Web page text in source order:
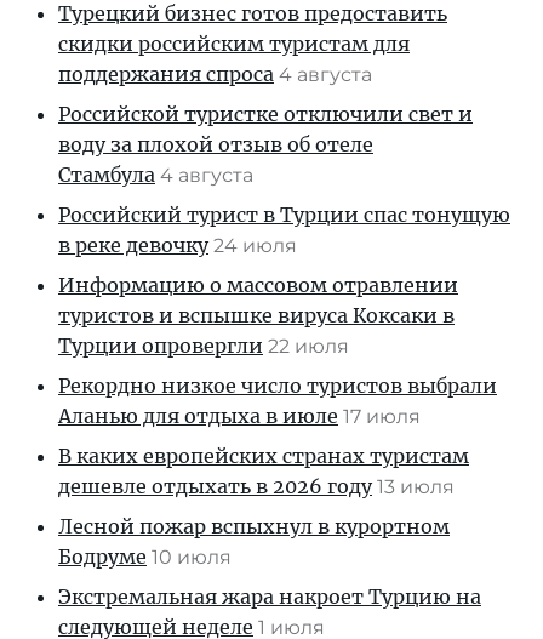
Турецкий бизнес готов предоставить
скидки российским туристам для
поддержания спроса 4 августа
Российской туристке отключили свет и
воду за плохой отзыв об отеле
Стамбула 4 августа
Российский турист в Турции спас тонущую
в реке девочку 24 июля
Информацию о массовом отравлении
туристов и вспышке вируса Коксаки в
Турции опровергли 22 июля
Рекордно низкое число туристов выбрали
Аланью для отдыха в июле 17 июля
В каких европейских странах туристам
дешевле отдыхать в 2026 году 13 июля
Лесной пожар вспыхнул в курортном
Бодруме 10 июля
Экстремальная жара накроет Турцию на
следующей неделе 1 июля